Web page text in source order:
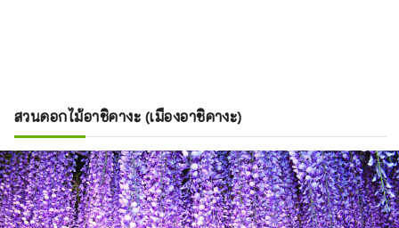
สวนดอกไม้อาชิคางะ (เมืองอาชิคางะ)